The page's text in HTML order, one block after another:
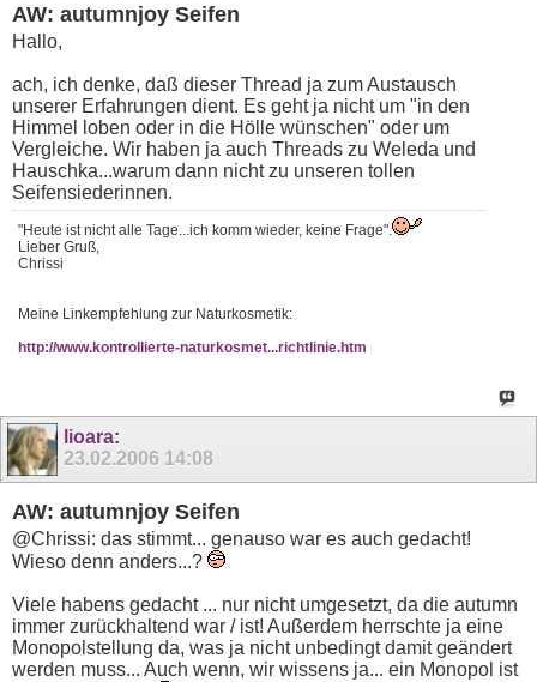
AW: autumnjoy Seifen
Hallo,
ach, ich denke, daß dieser Thread ja zum Austausch
unserer Erfahrungen dient. Es geht ja nicht um "in den
Himmel loben oder in die Hölle wünschen" oder um
Vergleiche. Wir haben ja auch Threads zu Weleda und
Hauschka...warum dann nicht zu unseren tollen
Seifensiederinnen.
"Heute ist nicht alle Tage...ich komm wieder, keine Frage".
Lieber Gruß,
Chrissi
Meine Linkempfehlung zur Naturkosmetik:
http://www.kontrollierte-naturkosmet...richtlinie.htm
lioara:
23.02.2006 14:08
AW: autumnjoy Seifen
@Chrissi: das stimmt... genauso war es auch gedacht!
Wieso denn anders...?
Viele habens gedacht ... nur nicht umgesetzt, da die autumn
immer zurückhaltend war / ist! Außerdem herrschte ja eine
Monopolstellung da, was ja nicht unbedingt damit geändert
werden muss... Auch wenn, wir wissens ja... ein Monopol ist